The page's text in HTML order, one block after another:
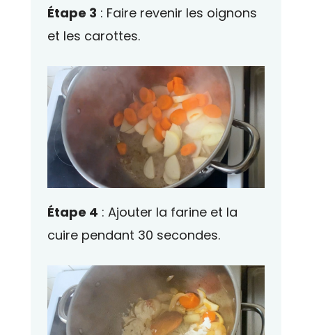
Étape 3 : Faire revenir les oignons
et les carottes.
Étape 4 : Ajouter la farine et la
cuire pendant 30 secondes.